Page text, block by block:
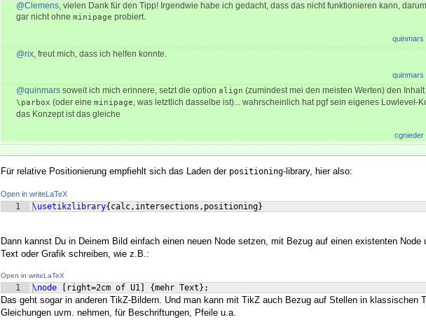
@Clemens, vielen Dank für den Tipp! Irgendwie habe ich gedacht, dass das nicht funktionieren kann,
gar nicht ohne minipage probiert.
quinmars
@rix, freut mich, dass ich helfen konnte.
quinmars
@quinmars soweit ich mich erinnere, setzt die option align (zumindest mei den meisten Werten) den
\parbox (oder eine minipage, was letztlich dasselbe ist)... wahrscheinlich hat pgf sein eigenes Lowlevel-
das Konzept ist das gleiche
cgnieder
Für relative Positionierung empfiehlt sich das Laden der positioning-library, hier also:
Open in writeLaTeX
1 \usetikzlibrary{ calc,intersections,positioning}
Dann kannst Du in Deinem Bild einfach einen neuen Node setzen, mit Bezug auf einen existenten Node
Text oder Grafik schreiben, wie z.B.:
Open in writeLaTeX
1 \node right=2cm of U1 {mehr Text } ;
Das geht sogar in anderen TikZ-Bildern. Und man kann mit TikZ auch Bezug auf Stellen in klassischen
Gleichungen uvm. nehmen, für Beschriftungen, Pfeile u.a.